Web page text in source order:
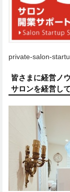
private-salon-
皆さまに経営ノ
サロンを経営し